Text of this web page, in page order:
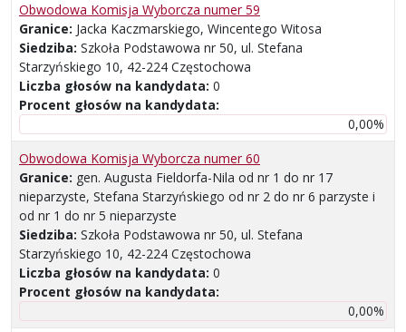
Obwodowa Komisja Wyborcza numer 59
Granice: Jacka Kaczmarskiego, Wincentego Witosa
Siedziba: Szkoła Podstawowa nr 50, ul. Stefana
Starzyńskiego 10, 42-224 Częstochowa
Liczba głosów na kandydata: 0
Procent głosów na kandydata:
0,00%
Obwodowa Komisja Wyborcza numer 60
Granice: gen. Augusta Fieldorfa-Nila od nr 1 do nr 17
nieparzyste, Stefana Starzyńskiego od nr 2 do nr 6 parzyste i
od nr 1 do nr 5 nieparzyste
Siedziba: Szkoła Podstawowa nr 50, ul. Stefana
Starzyńskiego 10, 42-224 Częstochowa
Liczba głosów na kandydata: 0
Procent głosów na kandydata:
0,00%